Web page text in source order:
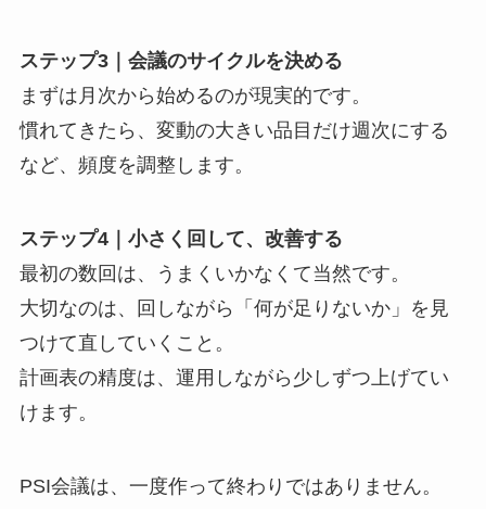
ステップ3｜会議のサイクルを決める
まずは月次から始めるのが現実的です。
慣れてきたら、変動の大きい品目だけ週次にする
など、頻度を調整します。
ステップ4｜小さく回して、改善する
最初の数回は、うまくいかなくて当然です。
大切なのは、回しながら「何が足りないか」を見
つけて直していくこと。
計画表の精度は、運用しながら少しずつ上げてい
けます。
PSI会議は、一度作って終わりではありません。